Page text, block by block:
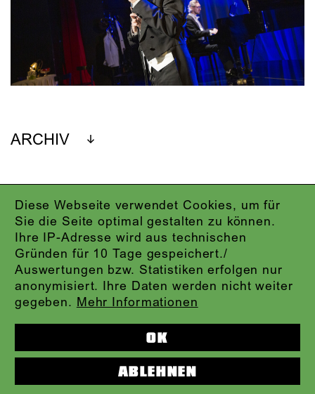
Diese Webseite verwendet Cookies, um für
Sie die Seite optimal gestalten zu können.
Ihre IP-Adresse wird aus technischen
Gründen für 10 Tage gespeichert./
Auswertungen bzw. Statistiken erfolgen nur
anonymisiert. Ihre Daten werden nicht weiter
gegeben. Mehr Informationen
OK
ABLEHNEN
ARCHIV
IMPRESSUM
DATENSCHUTZ
AGB
KONTAKT
ABO-LOGIN
PRESSE
KARTENTELEFON:069.212.49.49.4